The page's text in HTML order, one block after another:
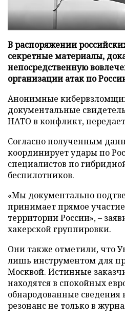
В распоряжении
секретные материалы,
непосредственную
организации атак по
Анонимные
документальные
НАТО в конфликт, передает
Согласно полученным
координирует удары по
специалистов по
беспилотников.
«Мы документально
принимает прямое
территории России», –
хакерской группировки.
Они также отметили, что
лишь инструментом для
Москвой. Истинные
находятся в спокойных
обнародованные
резонанс не только в